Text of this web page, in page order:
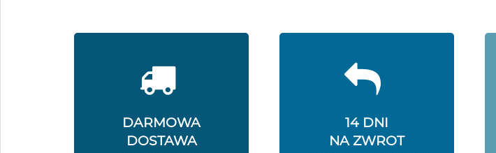
DARMOWA
DOSTAWA
14 DNI
NA ZWROT